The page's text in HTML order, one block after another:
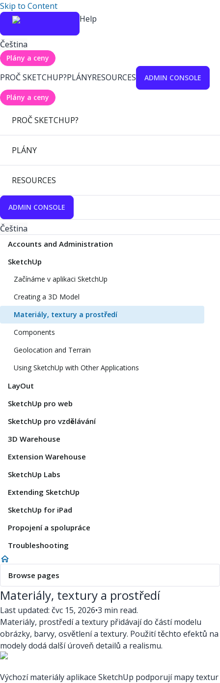
Skip to Content
Help
Čeština
Plány a ceny
PROČ SKETCHUP?PLÁNYRESOURCES ADMIN CONSOLE
Plány a ceny
PROČ SKETCHUP?
PLÁNY
RESOURCES
ADMIN CONSOLE
Čeština
Accounts and Administration
SketchUp
Začínáme v aplikaci SketchUp
Creating a 3D Model
Materiály, textury a prostředí
Components
Geolocation and Terrain
Using SketchUp with Other Applications
LayOut
SketchUp pro web
SketchUp pro vzdělávání
3D Warehouse
Extension Warehouse
SketchUp Labs
Extending SketchUp
SketchUp for iPad
Propojení a spolupráce
Troubleshooting
Browse pages
Materiály, textury a prostředí
Last updated: čvc 15, 2026•3 min read.
Materiály, prostředí a textury přidávají do částí modelu
obrázky, barvy, osvětlení a textury. Použití těchto efektů na
modely dodá další úroveň detailů a realismu.
Výchozí materiály aplikace SketchUp podporují mapy textur